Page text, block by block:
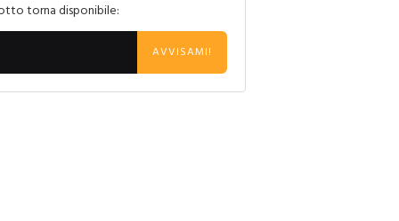
torna disponibile:
AVVISAMI!